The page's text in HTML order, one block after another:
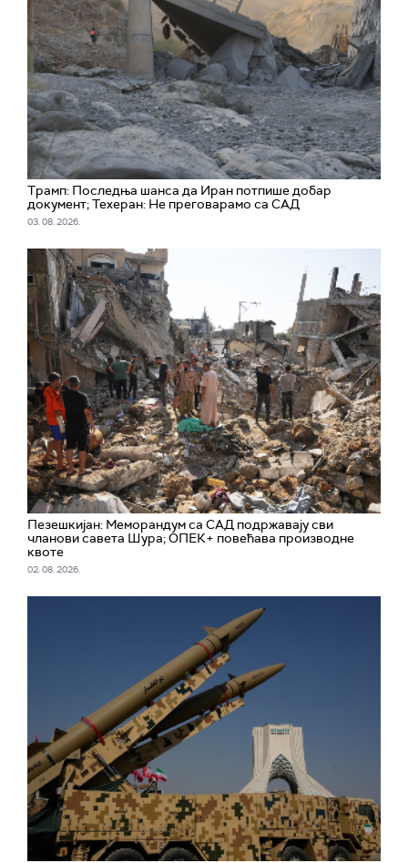
Трамп: Последња шанса да Иран потпише добар
документ; Техеран: Не преговарамо са САД
03. 08. 2026.
Пезешкијан: Меморандум са САД подржавају сви
чланови савета Шура; ОПЕК+ повећава производне
квоте
02. 08. 2026.